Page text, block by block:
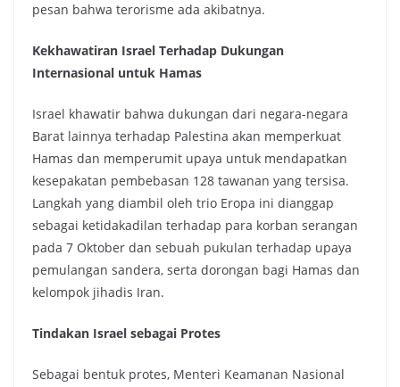
pesan bahwa terorisme ada akibatnya.
Kekhawatiran Israel Terhadap Dukungan
Internasional untuk Hamas
Israel khawatir bahwa dukungan dari negara-negara
Barat lainnya terhadap Palestina akan memperkuat
Hamas dan memperumit upaya untuk mendapatkan
kesepakatan pembebasan 128 tawanan yang tersisa.
Langkah yang diambil oleh trio Eropa ini dianggap
sebagai ketidakadilan terhadap para korban serangan
pada 7 Oktober dan sebuah pukulan terhadap upaya
pemulangan sandera, serta dorongan bagi Hamas dan
kelompok jihadis Iran.
Tindakan Israel sebagai Protes
Sebagai bentuk protes, Menteri Keamanan Nasional